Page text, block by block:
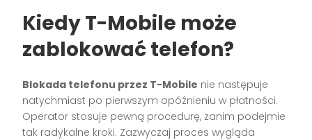
Kiedy T-Mobile może
zablokować telefon?
Blokada telefonu przez T-Mobile nie następuje
natychmiast po pierwszym opóźnieniu w płatności.
Operator stosuje pewną procedurę, zanim podejmie
tak radykalne kroki. Zazwyczaj proces wygląda